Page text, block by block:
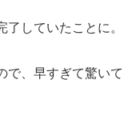
していたことに。
で、早すぎて驚いて